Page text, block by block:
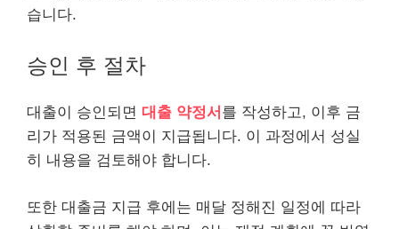
습니다.
승인 후 절차
대출이 승인되면 대출 약정서 를 작성하고, 이후 금
리가 적용된 금액이 지급됩니다. 이 과정에서 성실
히 내용을 검토해야 합니다.
또한 대출금 지급 후에는 매달 정해진 일정에 따라